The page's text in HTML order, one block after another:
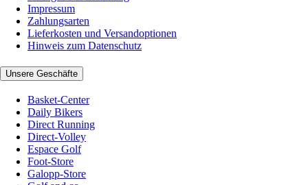
Impressum
Zahlungsarten
Lieferkosten und Versandoptionen
Hinweis zum Datenschutz
Unsere Geschäfte
Basket-Center
Daily Bikers
Direct Running
Direct-Volley
Espace Golf
Foot-Store
Galopp-Store